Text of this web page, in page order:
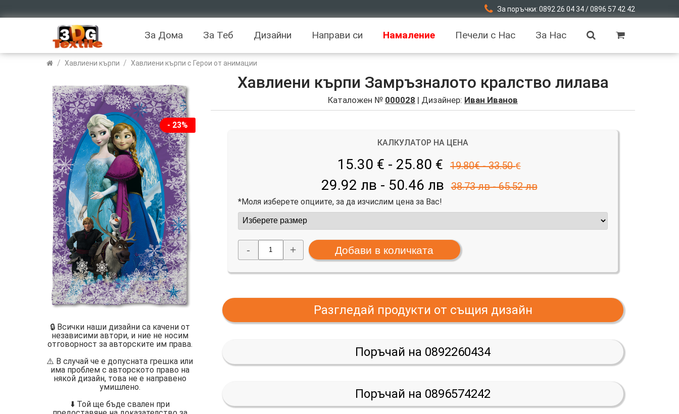
За поръчки: 0892 26 04 34 / 0896 57 42 42
За Дома За Теб Дизайни Направи си Намаление Печели с Нас За Нас
/ Хавлиени кърпи / Хавлиени кърпи с Герои от анимации
- 23%
🔒 Всички наши дизайни са качени от
независими автори, и ние не носим
отговорност за авторските им права.
⚠️ В случай че е допусната грешка или
има проблем с авторското право на
някой дизайн, това не е направено
умишлено.
⬇️ Той ще бъде свален при
Хавлиени кърпи Замръзналото кралство лилава
Каталожен № 000028 | Дизайнер: Иван Иванов
КАЛКУЛАТОР НА ЦЕНА
15.30 € - 25.80 € 19.80€ - 33.50 €
29.92 лв - 50.46 лв 38.73 лв - 65.52 лв
*Моля изберете опциите, за да изчислим цена за Вас!
- +
Разгледай продукти от същия дизайн
Поръчай на 0892260434
Поръчай на 0896574242